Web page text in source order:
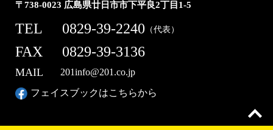
〒738-0023 広島県廿日市市下平良2丁目1-5
TEL 0829-39-2240 （代表）
FAX 0829-39-3136
MAIL
201info@201.co.jp
フェイスブックはこちらから